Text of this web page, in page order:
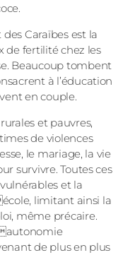
Caraïbes est la
de fertilité chez les
Beaucoup tombent
à l’éducation
en couple.
et pauvres,
de violences
le mariage, la vie
survivre. Toutes ces
et la
limitant ainsi la
même précaire.
de plus en plus